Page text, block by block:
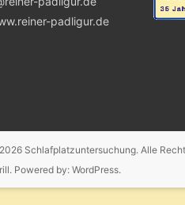
padligur.de
Schlafplatzuntersuchung. Alle
Powered by:WordPress.